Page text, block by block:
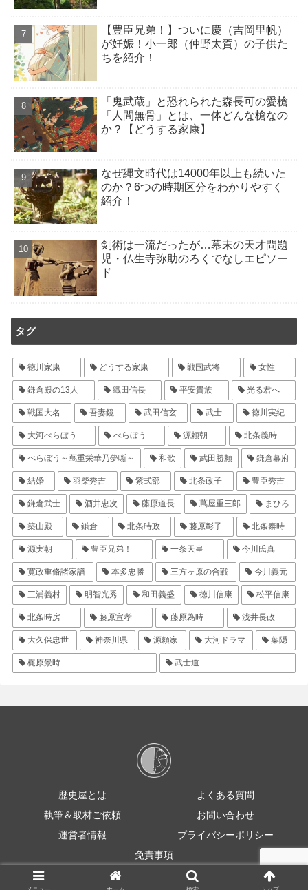
【豊臣兄弟！】ついに慶（吉岡里帆）
が妊娠！小一郎（仲野太賀）の子供た
ちを紹介！
「鬼武蔵」と恐れられた森長可の愛槍
「人間無骨」とは、一体どんな槍なの
か？【どうする家康】
なぜ縄文時代は14000年以上も続いた
のか？6つの時期区分をわかりやすく
紹介！
剣術は一流だったが…幕末の天才問題
児・仏生寺弥助のろくでなしエピソー
ド
タグ
徳川家康 どうする家康 戦国武将 女性
鎌倉殿の13人 織田信長 平安貴族 光る君へ
戦国大名 吾妻鏡 武田信玄 武士 徳川実紀
大河べらぼう べらぼう 源頼朝 北条義時
べらぼう～蔦重栄華乃夢噺～ 和歌 武田勝頼 鎌倉幕府
結婚 羽柴秀吉 紫式部 北条政子 豊臣秀吉
鎌倉武士 酒井忠次 藤原道長 蔦屋重三郎 まひろ
築山殿 鎌倉 北条時政 藤原彰子 北条泰時
源実朝 豊臣兄弟！ 一条天皇 今川氏真
寛政重脩諸家譜 本多忠勝 三方ヶ原の合戦 今川義元
三浦義村 明智光秀 和田義盛 徳川信康 松平信康
北条時房 藤原宣孝 藤原為時 浅井長政
大久保忠世 神奈川県 源頼家 大河ドラマ 葉隠
梶原景時 武士道
歴史屋とは
よくある質問
執筆＆取材ご依頼
お問い合わせ
運営者情報
プライバシーポリシー
免責事項
© 2021 rekishiya